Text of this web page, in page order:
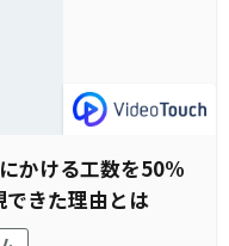
かける工数を50%
きた理由とは